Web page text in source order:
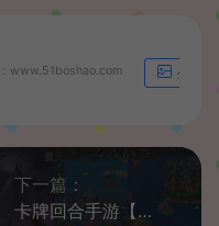
www.51boshao.com 生成海
下一篇：
卡牌回合手游【风暴之心海贼多区跨服版】最新整理单机一键即玩镜像端+Linux手工服务端+GM授权后台+全物品ID+安卓苹果双端+详细搭建教程